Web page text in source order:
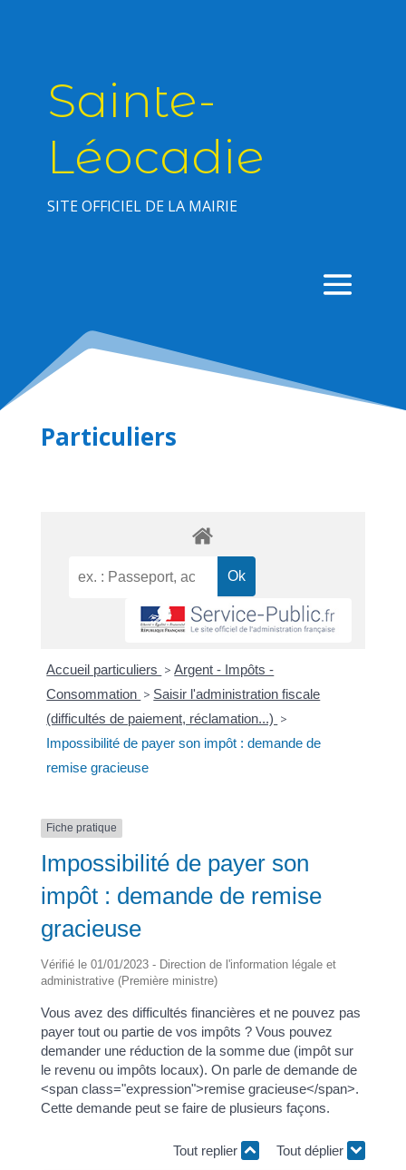
Sainte-
Léocadie
SITE OFFICIEL DE LA MAIRIE
Particuliers
Accueil particuliers > Argent - Impôts -
Consommation > Saisir l'administration fiscale
(difficultés de paiement, réclamation...) >
Impossibilité de payer son impôt : demande de
remise gracieuse
Fiche pratique
Impossibilité de payer son
impôt : demande de remise
gracieuse
Vérifié le 01/01/2023 - Direction de l'information légale et
administrative (Première ministre)
Vous avez des difficultés financières et ne pouvez pas
payer tout ou partie de vos impôts ? Vous pouvez
demander une réduction de la somme due (impôt sur
le revenu ou impôts locaux). On parle de demande de
<span class="expression">remise gracieuse</span>.
Cette demande peut se faire de plusieurs façons.
Tout replier Tout déplier